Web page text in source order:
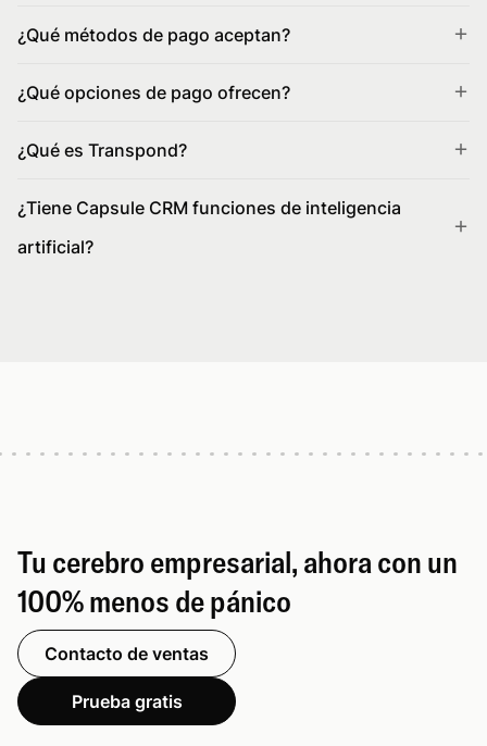
¿Qué métodos de pago aceptan?
¿Qué opciones de pago ofrecen?
¿Qué es Transpond?
¿Tiene Capsule CRM funciones de inteligencia
artificial?
Tu cerebro empresarial, ahora con un
100% menos de pánico
Contacto de ventas
Prueba gratis